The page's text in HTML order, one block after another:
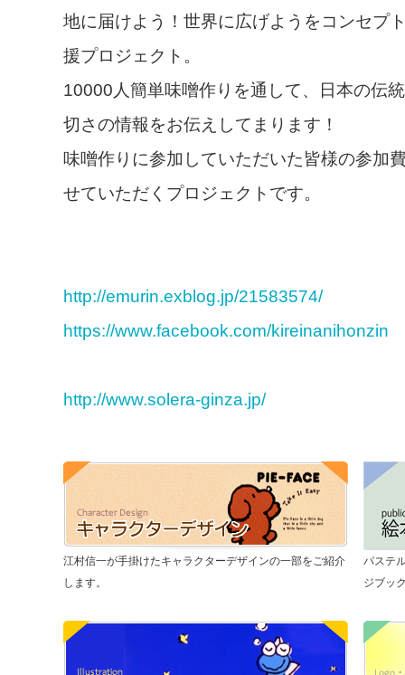
地に届けよう！世界に広げようをコンセプ
援プロジェクト。
10000人簡単味噌作りを通して、日本の伝
切さの情報をお伝えしてまります！
味噌作りに参加していただいた皆様の参加
せていただくプロジェクトです。
http://emurin.exblog.jp/21583574/
https://www.facebook.com/kireinanihonzin
http://www.solera-ginza.jp/
江村信一が手掛けたキャラクターデザインの一部をご紹介
します。
パステ
ジブッ